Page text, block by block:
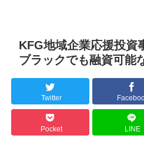
KFG地域企業応援投資
ブラックでも融資可能
Twitter
Pocket LINE